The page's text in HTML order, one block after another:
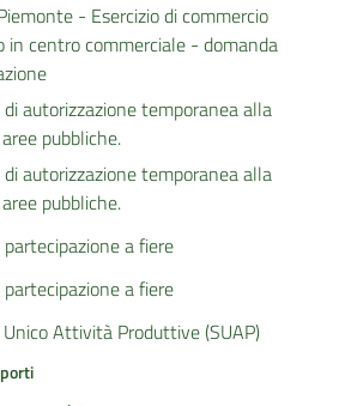
- Esercizio di commercio
in centro commerciale - domanda
autorizzazione temporanea alla
pubbliche.
autorizzazione temporanea alla
pubbliche.
a fiere
a fiere
Attività Produttive (SUAP)